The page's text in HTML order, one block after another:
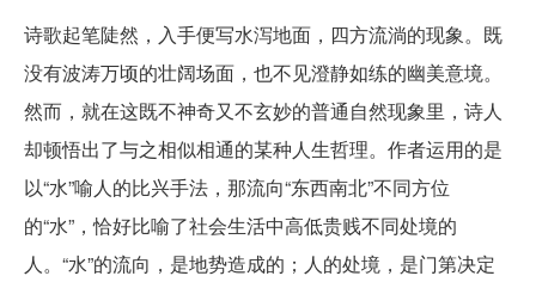
诗歌起笔陡然，入手便写水泻地面，四方流淌的现象。既
没有波涛万顷的壮阔场面，也不见澄静如练的幽美意境。
然而，就在这既不神奇又不玄妙的普通自然现象里，诗人
却顿悟出了与之相似相通的某种人生哲理。作者运用的是
以“水”喻人的比兴手法，那流向“东西南北”不同方位
的“水”，恰好比喻了社会生活中高低贵贱不同处境的
人。“水”的流向，是地势造成的；人的处境，是门第决定